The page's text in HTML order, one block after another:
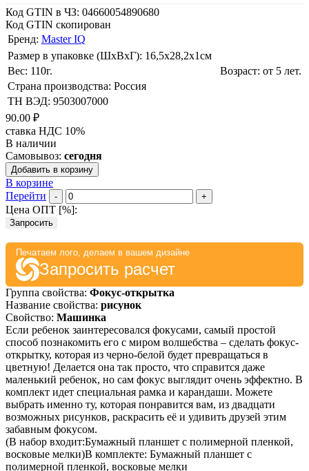
Код GTIN в ЧЗ: 04660054890680
Код GTIN скопирован
Бренд: Master IQ
Размер в упаковке (ШхВxГ): 16,5х28,2х1cм
Вес: 110г.
Возраст: от 5 лет.
Страна производства: Россия
ТН ВЭД: 9503007000
90.00 ₽
ставка НДС 10%
В наличии
Самовывоз: сегодня
Добавить в корзину
В корзине
Перейти
- +
Цена ОПТ [%]:
Запросить
Печатаем лого, делаем в вашем дизайне
Запросить расчет
Группа свойства: Фокус-открытка
Название свойства: рисунок
Свойство: Машинка
Если ребенок заинтересовался фокусами, самый простой
способ познакомить его с миром волшебства – сделать фокус-
открытку, которая из черно-белой будет превращаться в
цветную! Делается она так просто, что справится даже
маленький ребенок, но сам фокус выглядит очень эффектно. В
комплект идет специальная рамка и карандаши. Можете
выбрать именно ту, которая понравится вам, из двадцати
возможных рисунков, раскрасить её и удивить друзей этим
забавным фокусом.
(В набор входит:Бумажный планшет с полимерной пленкой,
восковые мелки)В комплекте: Бумажный планшет с
полимерной пленкой, восковые мелки